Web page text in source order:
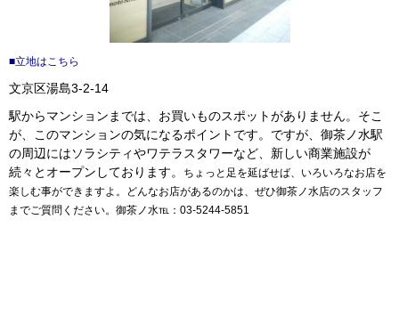
■立地はこちら
文京区湯島3-2-14
駅からマンションまでは、お買いものスポットがありません。そこ
が、このマンションの気になるポイントです。ですが、御茶ノ水駅
の周辺にはソラシティやワテラスタワーなど、新しい商業施設が
続々とオープンしております。
ちょっと足を延ばせば、いろいろなお店を
楽しむ事ができますよ。どんなお店があるのかは、ぜひ御茶ノ水店のスタッフ
までご質問ください。 御茶ノ水℡：03-5244-5851